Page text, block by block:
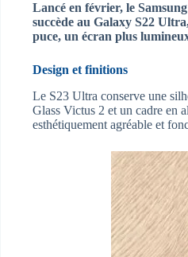
Lancé en février, le
succède au Galaxy S22
puce, un écran plus
Design et finitions
Le S23 Ultra conserve une
Glass Victus 2 et un cadre en
esthétiquement agréable et